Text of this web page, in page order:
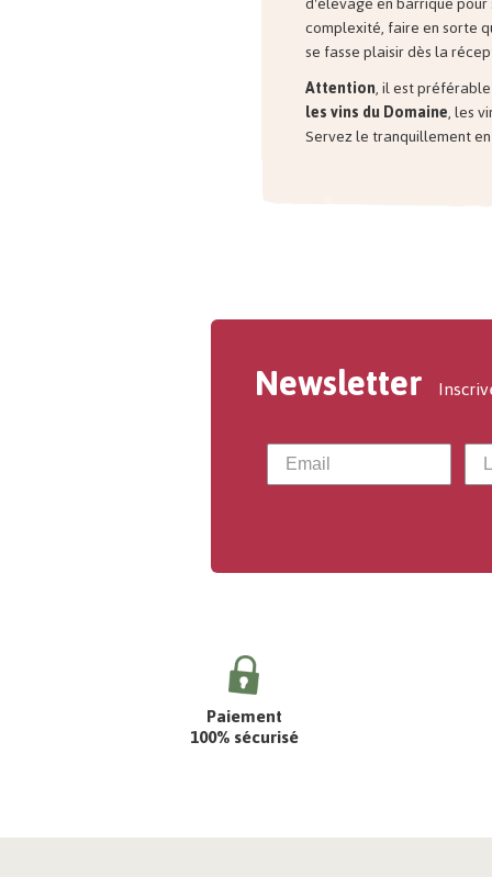
complexité, faire en sorte
se fasse plaisir dès la
Attention, il est
les vins du Domaine, les
Servez le tranquillement
Newsletter
Paiement
100% sécurisé